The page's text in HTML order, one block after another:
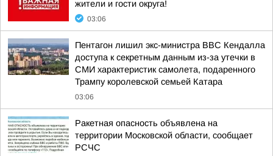
жители и гости округа!
03:06
Пентагон лишил экс-министра ВВС Кендалла
доступа к секретным данным из-за утечки в
СМИ характеристик самолета, подаренного
Трампу королевской семьей Катара
03:06
Ракетная опасность объявлена на
территории Московской области, сообщает
РСЧС